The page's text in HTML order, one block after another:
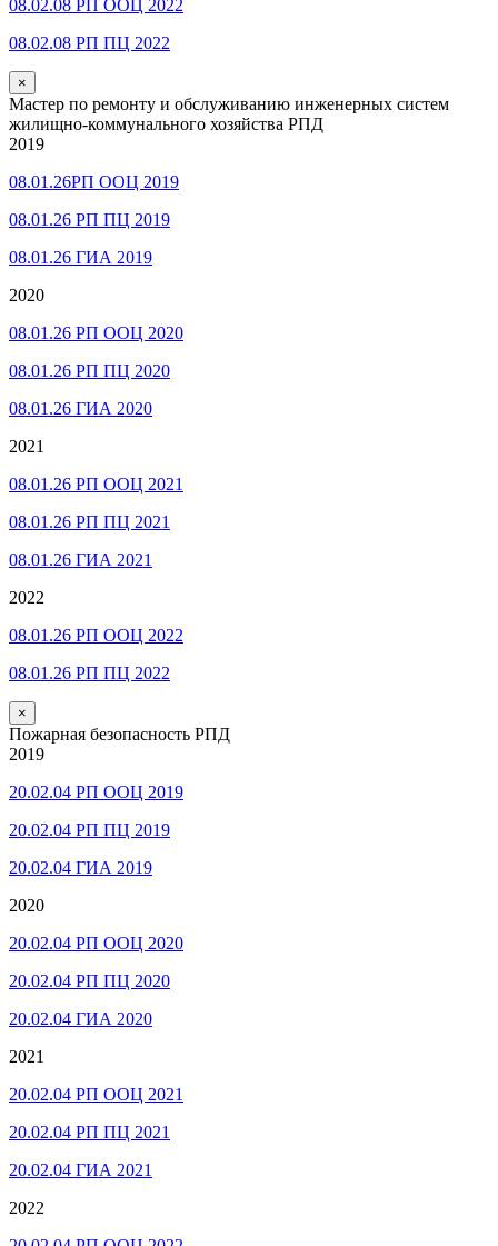
08.02.08 РП ООЦ 2022
08.02.08 РП ПЦ 2022
×
Мастер по ремонту и обслуживанию инженерных систем
жилищно-коммунального хозяйства РПД
2019
08.01.26РП ООЦ 2019
08.01.26 РП ПЦ 2019
08.01.26 ГИА 2019
2020
08.01.26 РП ООЦ 2020
08.01.26 РП ПЦ 2020
08.01.26 ГИА 2020
2021
08.01.26 РП ООЦ 2021
08.01.26 РП ПЦ 2021
08.01.26 ГИА 2021
2022
08.01.26 РП ООЦ 2022
08.01.26 РП ПЦ 2022
×
Пожарная безопасность РПД
2019
20.02.04 РП ООЦ 2019
20.02.04 РП ПЦ 2019
20.02.04 ГИА 2019
2020
20.02.04 РП ООЦ 2020
20.02.04 РП ПЦ 2020
20.02.04 ГИА 2020
2021
20.02.04 РП ООЦ 2021
20.02.04 РП ПЦ 2021
20.02.04 ГИА 2021
2022